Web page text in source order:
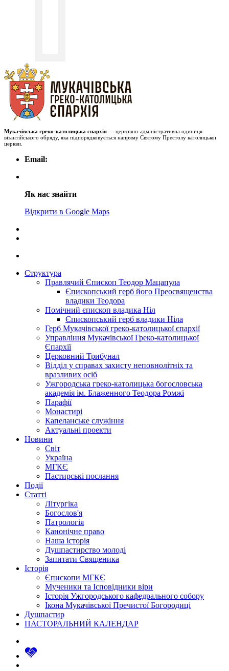
Мукачівська греко-католицька єпархія — церковно-адміністративна одиниця
візантійського обряду, яка підпорядковується напряму Святому Престолу католицької
церкви.
Email:
Як нас знайти
Відкрити в Google Maps
Структура
Правлячий Єпископ Теодор Мацапула
Єпископський герб його Преосвященства
владики Теодора
Помічний єпископ владика Ніл
Єпископський герб владики Ніла
Герб Мукачівської греко-католицької єпархії
Управління Мукачівської Греко-католицької
Єпархії
Церковний Трибунал
Відділ у справах захисту неповнолітніх та
вразливих осіб
Ужгородська греко-католицька богословська
академія ім. Блаженного Теодора Ромжі
Парафії
Монастирі
Капеланське служіння
Актуальні проекти
Новини
Світ
Україна
МГКЄ
Пастирські послання
Події
Статті
Літургіка
Богослов'я
Патрологія
Канонічне право
Наша історія
Душпастирство молоді
Запитати Священика
Історія
Єпископи МГКЄ
Мученики та Ісповідники віри
Історія Ужгородського кафедрального собору
Ікона Мукачівської Пречистої Богородиці
Душпастир
ПАСТОРАЛЬНИЙ КАЛЕНДАР